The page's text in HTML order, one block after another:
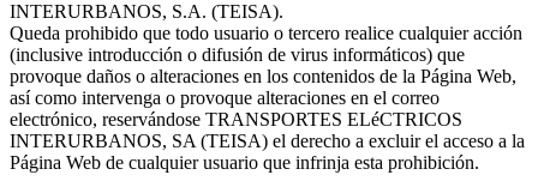
INTERURBANOS, S.A. (TEISA).
Queda prohibido que todo usuario o tercero realice cualquier acción
(inclusive introducción o difusión de virus informáticos) que
provoque daños o alteraciones en los contenidos de la Página Web,
así como intervenga o provoque alteraciones en el correo
electrónico, reservándose TRANSPORTES ELéCTRICOS
INTERURBANOS, SA (TEISA) el derecho a excluir el acceso a la
Página Web de cualquier usuario que infrinja esta prohibición.